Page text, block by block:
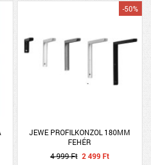
JEWE PROFILKONZOL 180MM
FEHÉR
-50%
4 999 Ft 2 499 Ft